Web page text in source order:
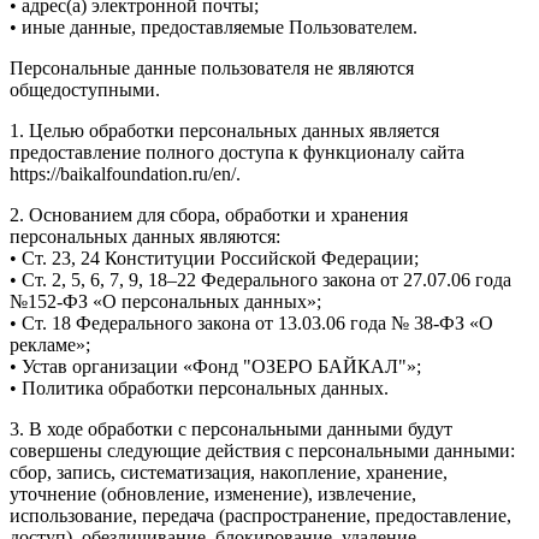
• адрес(а) электронной почты;
• иные данные, предоставляемые Пользователем.
Персональные данные пользователя не являются
общедоступными.
1. Целью обработки персональных данных является
предоставление полного доступа к функционалу сайта
https://baikalfoundation.ru/en/.
2. Основанием для сбора, обработки и хранения
персональных данных являются:
• Ст. 23, 24 Конституции Российской Федерации;
• Ст. 2, 5, 6, 7, 9, 18–22 Федерального закона от 27.07.06 года
№152-ФЗ «О персональных данных»;
• Ст. 18 Федерального закона от 13.03.06 года № 38-ФЗ «О
рекламе»;
• Устав организации «Фонд "ОЗЕРО БАЙКАЛ"»;
• Политика обработки персональных данных.
3. В ходе обработки с персональными данными будут
совершены следующие действия с персональными данными:
сбор, запись, систематизация, накопление, хранение,
уточнение (обновление, изменение), извлечение,
использование, передача (распространение, предоставление,